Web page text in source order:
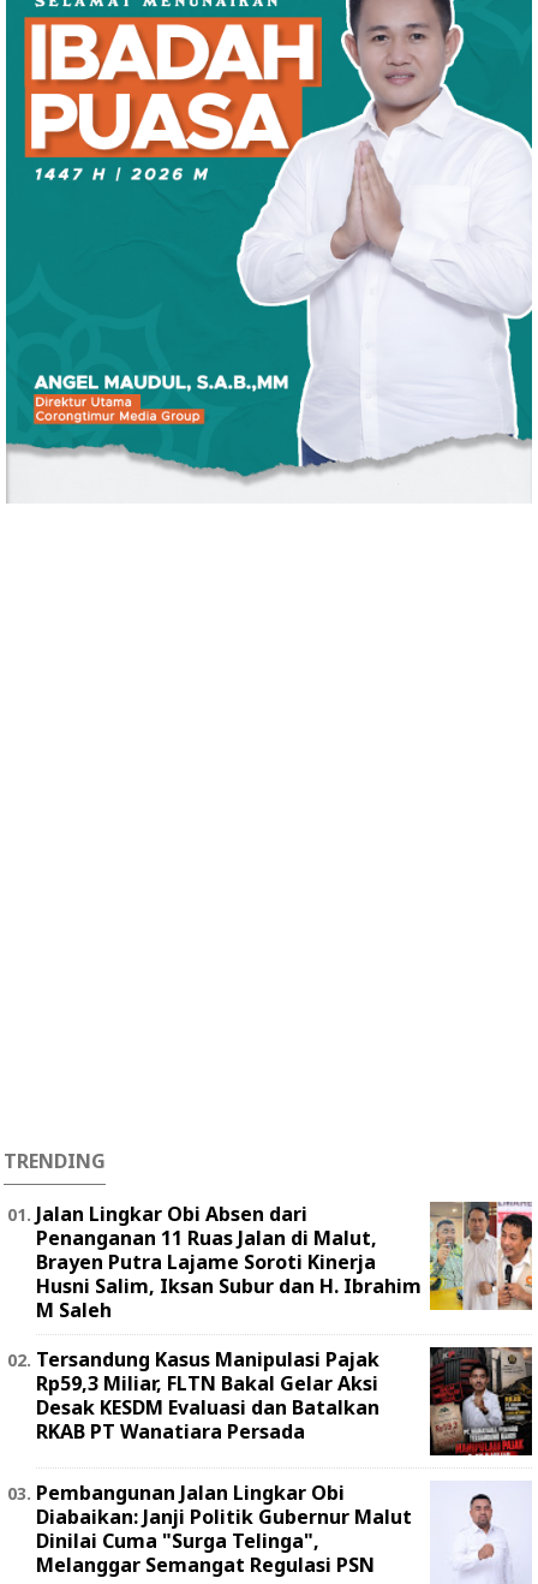
TRENDING
Jalan Lingkar Obi Absen dari
Penanganan 11 Ruas Jalan di Malut,
Brayen Putra Lajame Soroti Kinerja
Husni Salim, Iksan Subur dan H. Ibrahim
M Saleh
Tersandung Kasus Manipulasi Pajak
Rp59,3 Miliar, FLTN Bakal Gelar Aksi
Desak KESDM Evaluasi dan Batalkan
RKAB PT Wanatiara Persada ‎
Pembangunan Jalan Lingkar Obi
Diabaikan: Janji Politik Gubernur Malut
Dinilai Cuma "Surga Telinga",
Melanggar Semangat Regulasi PSN ‎